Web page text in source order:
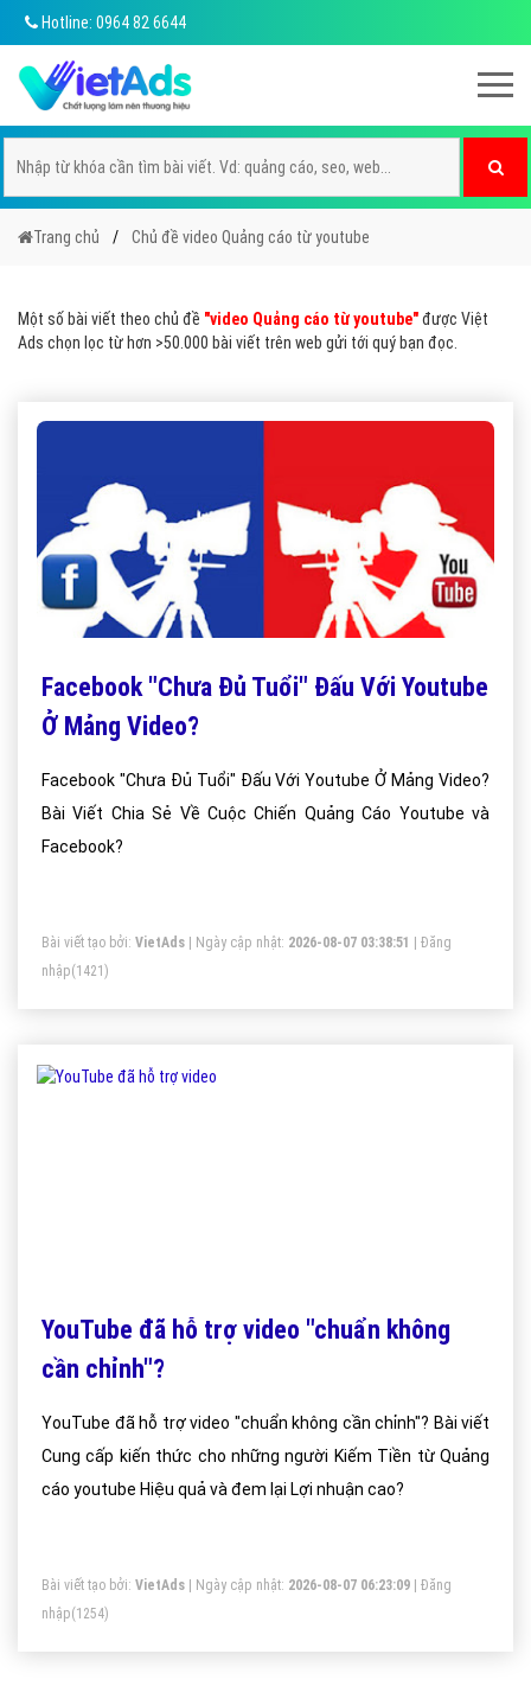
Hotline: 0964 82 6644
Trang chủ Chủ đề video Quảng cáo từ youtube
Một số bài viết theo chủ đề "video Quảng cáo từ youtube"được Việt
Ads chọn lọc từ hơn >50.000 bài viết trên web gửi tới quý bạn đọc.
Facebook "Chưa Đủ Tuổi" Đấu Với Youtube
Ở Mảng Video?
Facebook "Chưa Đủ Tuổi" Đấu Với Youtube Ở Mảng Video?
Bài Viết Chia Sẻ Về Cuộc Chiến Quảng Cáo Youtube và
Facebook?
Bài viết tạo bởi: VietAds | Ngày cập nhật: 2026-08-07 03:38:51
Đăng
nhập(1421)
YouTube đã hỗ trợ video "chuẩn không
cần chỉnh"?
YouTube đã hỗ trợ video "chuẩn không cần chỉnh"? Bài viết
Cung cấp kiến thức cho những người Kiếm Tiền từ Quảng
cáo youtube Hiệu quả và đem lại Lợi nhuận cao?
Bài viết tạo bởi: VietAds | Ngày cập nhật: 2026-08-07 06:23:09
Đăng
nhập(1254)